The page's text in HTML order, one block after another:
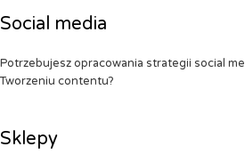
Social media
Potrzebujesz opracowania strategii social
Tworzeniu contentu?
Sklepy